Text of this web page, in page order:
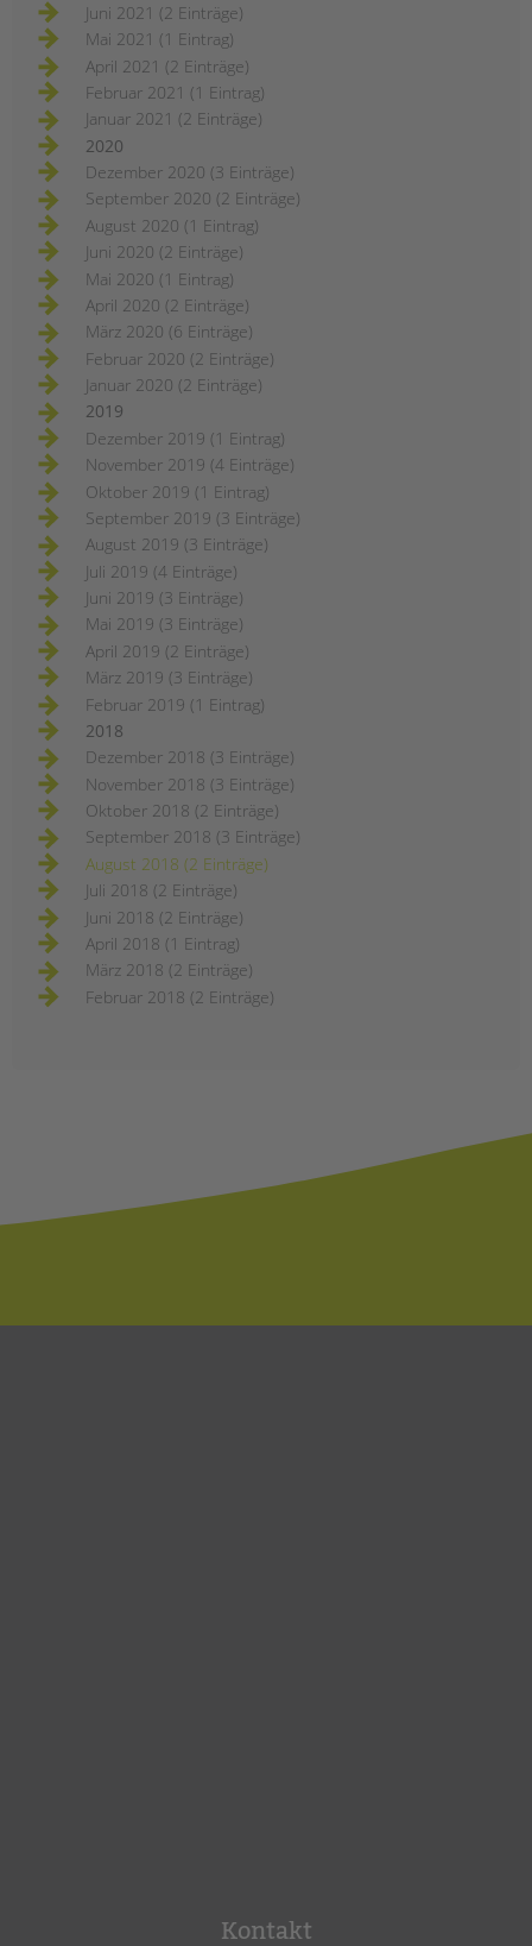
Juni 2021 (2 Einträge)
Mai 2021 (1 Eintrag)
April 2021 (2 Einträge)
Februar 2021 (1 Eintrag)
Januar 2021 (2 Einträge)
2020
Dezember 2020 (3 Einträge)
September 2020 (2 Einträge)
August 2020 (1 Eintrag)
Juni 2020 (2 Einträge)
Mai 2020 (1 Eintrag)
April 2020 (2 Einträge)
März 2020 (6 Einträge)
Februar 2020 (2 Einträge)
Januar 2020 (2 Einträge)
2019
Dezember 2019 (1 Eintrag)
November 2019 (4 Einträge)
Oktober 2019 (1 Eintrag)
September 2019 (3 Einträge)
August 2019 (3 Einträge)
Juli 2019 (4 Einträge)
Juni 2019 (3 Einträge)
Mai 2019 (3 Einträge)
April 2019 (2 Einträge)
März 2019 (3 Einträge)
Februar 2019 (1 Eintrag)
2018
Dezember 2018 (3 Einträge)
November 2018 (3 Einträge)
Oktober 2018 (2 Einträge)
September 2018 (3 Einträge)
August 2018 (2 Einträge)
Juli 2018 (2 Einträge)
Juni 2018 (2 Einträge)
April 2018 (1 Eintrag)
März 2018 (2 Einträge)
Februar 2018 (2 Einträge)
Kontakt